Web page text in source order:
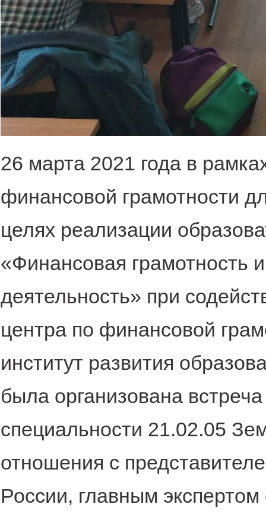
26 марта 2021 года в
финансовой грамотности
целях реализации
«Финансовая грамотность
деятельность» при
центра по финансовой
институт развития
была организована
специальности 21.02.05
отношения с
России, главным